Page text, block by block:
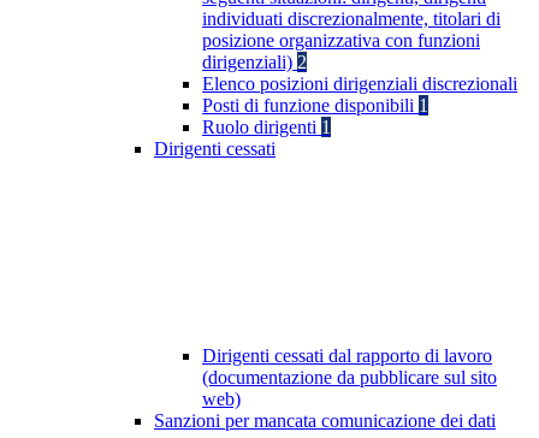
individuati discrezionalmente, titolari di
posizione organizzativa con funzioni
dirigenziali) 2
Elenco posizioni dirigenziali discrezionali
Posti di funzione disponibili 1
Ruolo dirigenti 1
Dirigenti cessati
Dirigenti cessati dal rapporto di lavoro
(documentazione da pubblicare sul sito
web)
Sanzioni per mancata comunicazione dei dati